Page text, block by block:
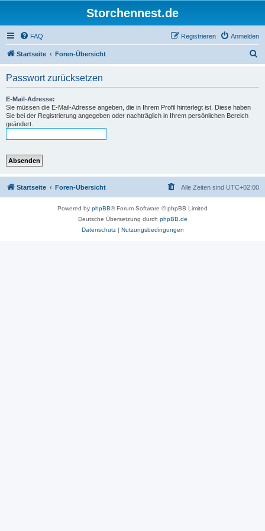
Storchennest.de
FAQ Anmelden
Registrieren
Startseite Foren-Übersicht
Passwort zurücksetzen
E-Mail-Adresse:
Sie müssen die E-Mail-Adresse angeben, die in Ihrem Profil hinterlegt ist. Diese haben
Sie bei der Registrierung angegeben oder nachträglich in Ihrem persönlichen Bereich
geändert.
Startseite Foren-Übersicht Alle Zeiten sind UTC+02:00
Powered by phpBB® Forum Software © phpBB Limited
Deutsche Übersetzung durch phpBB.de
Datenschutz| Nutzungsbedingungen